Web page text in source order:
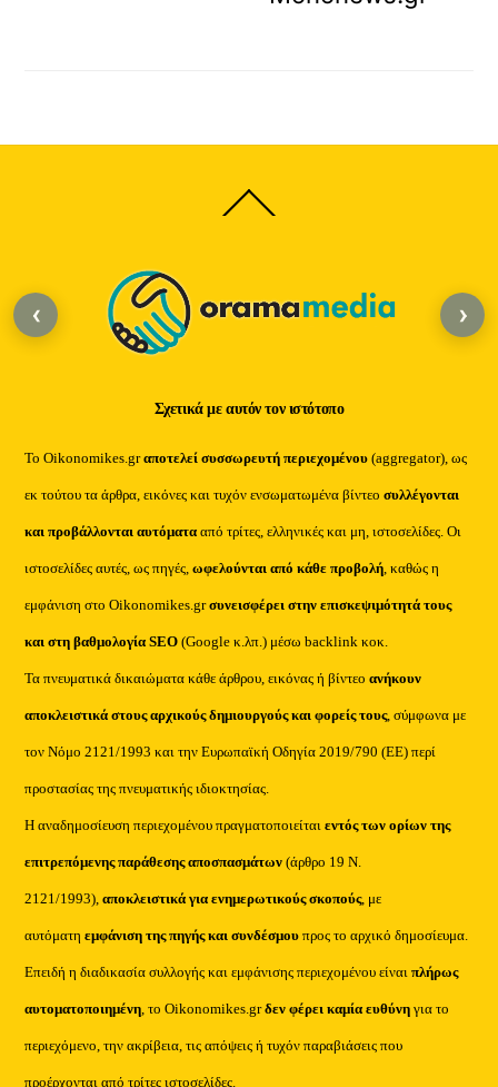
Back
To
Σχετικά με αυτόν τον ιστότοπο
Το Oikonomikes.grαποτελεί συσσωρευτή περιεχομένου (aggregator), ως
εκ τούτου τα άρθρα, εικόνες και τυχόν ενσωματωμένα βίντεοσυλλέγονται
και προβάλλονται αυτόματααπό τρίτες, ελληνικές και μη, ιστοσελίδες. Οι
ιστοσελίδες αυτές, ως πηγές,ωφελούνται από κάθε προβολή, καθώς η
εμφάνιση στο Oikonomikes.grσυνεισφέρει στην επισκεψιμότητά τους
και στη βαθμολογία SEO (Google κ.λπ.) μέσω backlink κοκ.
Τα πνευματικά δικαιώματα κάθε άρθρου, εικόνας ή βίντεοανήκουν
αποκλειστικά στους αρχικούς δημιουργούς και φορείς τους, σύμφωνα με
τον Νόμο 2121/1993 και την Ευρωπαϊκή Οδηγία 2019/790 (ΕΕ) περί
προστασίας της πνευματικής ιδιοκτησίας.
Η αναδημοσίευση περιεχομένου πραγματοποιείταιεντός των ορίων της
επιτρεπόμενης παράθεσης αποσπασμάτων (άρθρο 19 Ν.
2121/1993), αποκλειστικά για ενημερωτικούς σκοπούς, με
αυτόματηεμφάνιση της πηγής και συνδέσμου προς το αρχικό δημοσίευμα.
Επειδή η διαδικασία συλλογής και εμφάνισης περιεχομένου είναιπλήρως
αυτοματοποιημένη, το Oikonomikes.grδεν φέρει καμία ευθύνη για το
περιεχόμενο, την ακρίβεια, τις απόψεις ή τυχόν παραβιάσεις που
προέρχονται από τρίτες ιστοσελίδες.
‹ ›